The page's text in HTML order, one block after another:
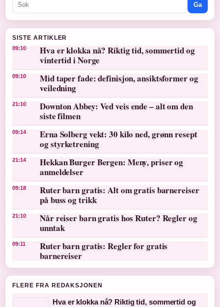
Ga
SISTE ARTIKLER
09:10
Hva er klokka nå? Riktig tid, sommertid og
vintertid i Norge
09:10
Mid taper fade: definisjon, ansiktsformer og
veiledning
21:10
Downton Abbey: Ved veis ende – alt om den
siste filmen
09:14
Erna Solberg vekt: 30 kilo ned, grønn resept
og styrketrening
21:14
Hekkan Burger Bergen: Meny, priser og
anmeldelser
09:18
Ruter barn gratis: Alt om gratis barnereiser
på buss og trikk
21:10
Når reiser barn gratis hos Ruter? Regler og
unntak
09:11
Ruter barn gratis: Regler for gratis
barnereiser
FLERE FRA REDAKSJONEN
Hva er klokka nå? Riktig tid, sommertid og